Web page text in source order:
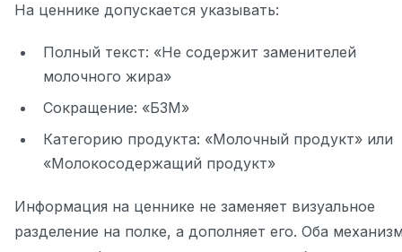
На ценнике допускается указывать:
Полный текст: «Не содержит заменителей
молочного жира»
Сокращение: «БЗМ»
Категорию продукта: «Молочный продукт» или
«Молокосодержащий продукт»
Информация на ценнике не заменяет визуальное
разделение на полке, а дополняет его. Оба